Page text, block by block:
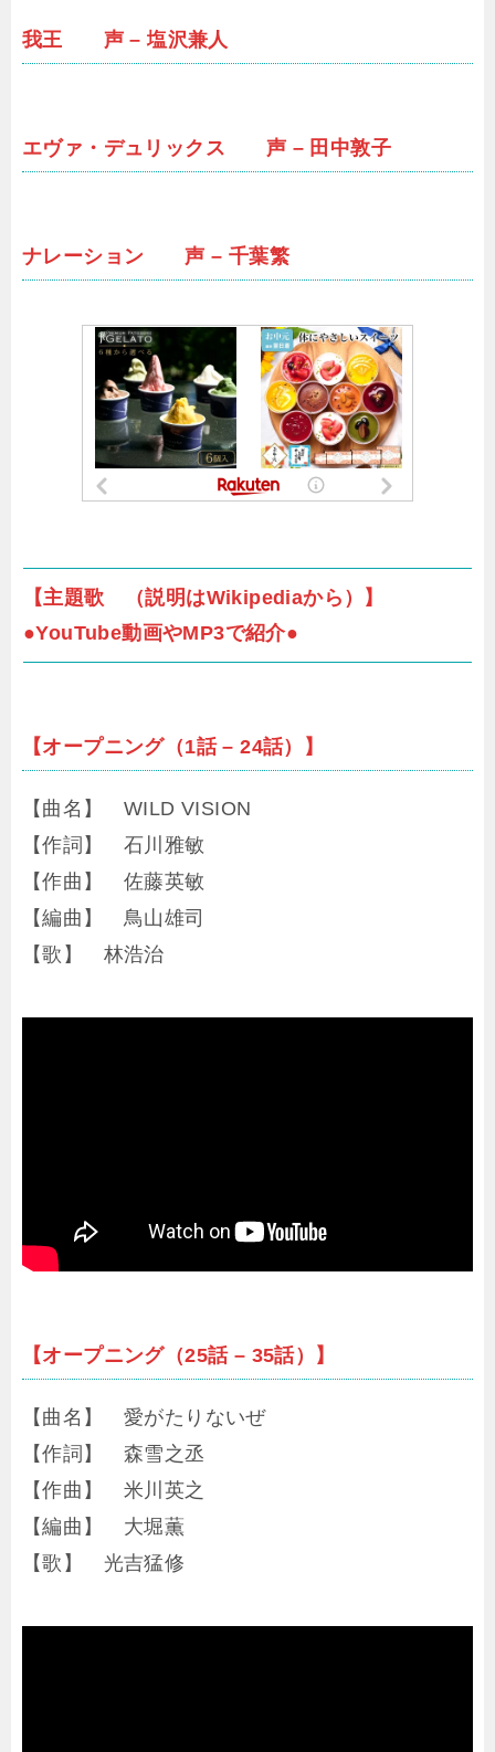
我王 声 – 塩沢兼人
エヴァ・デュリックス 声 – 田中敦子
ナレーション 声 – 千葉繁
【主題歌 （説明はWikipediaから）】
●YouTube動画やMP3で紹介●
【オープニング（1話 – 24話）】
【曲名】 WILD VISION
【作詞】 石川雅敏
【作曲】 佐藤英敏
【編曲】 鳥山雄司
【歌】 林浩治
【オープニング（25話 – 35話）】
【曲名】 愛がたりないぜ
【作詞】 森雪之丞
【作曲】 米川英之
【編曲】 大堀薫
【歌】 光吉猛修